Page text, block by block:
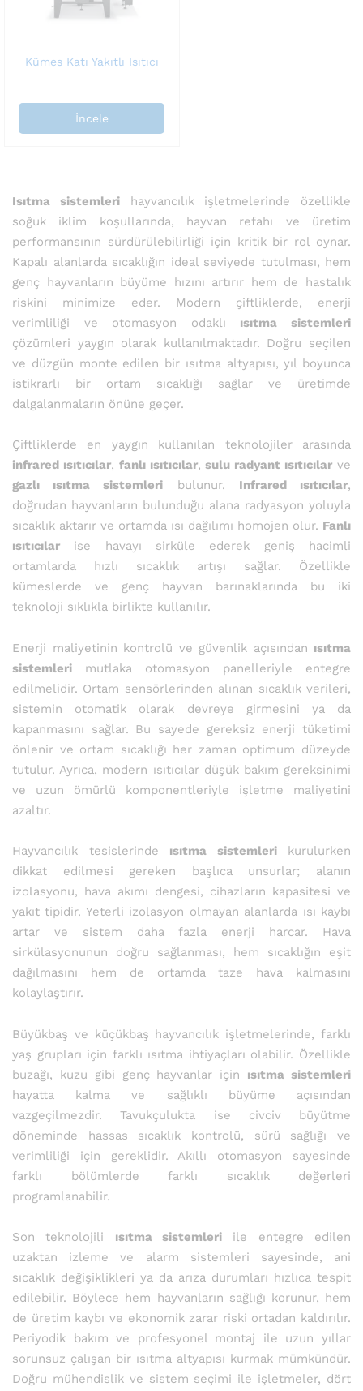
Kümes Katı Yakıtlı Isıtıcı
İncele
Isıtma sistemlerihayvancılık işletmelerinde özellikle
soğuk iklim koşullarında, hayvan refahı ve üretim
performansının sürdürülebilirliği için kritik bir rol oynar.
Kapalı alanlarda sıcaklığın ideal seviyede tutulması, hem
genç hayvanların büyüme hızını artırır hem de hastalık
riskini minimize eder. Modern çiftliklerde, enerji
verimliliği ve otomasyon odaklı ısıtma sistemleri
çözümleri yaygın olarak kullanılmaktadır. Doğru seçilen
ve düzgün monte edilen bir ısıtma altyapısı, yıl boyunca
istikrarlı bir ortam sıcaklığı sağlar ve üretimde
dalgalanmaların önüne geçer.
Çiftliklerde en yaygın kullanılan teknolojiler arasında
infrared ısıtıcılar, fanlı ısıtıcılar,sulu radyant ısıtıcılar ve
gazlı ısıtma sistemleri bulunur. Infrared ısıtıcılar,
doğrudan hayvanların bulunduğu alana radyasyon yoluyla
sıcaklık aktarır ve ortamda ısı dağılımı homojen olur. Fanlı
ısıtıcılar ise havayı sirküle ederek geniş hacimli
ortamlarda hızlı sıcaklık artışı sağlar. Özellikle
kümeslerde ve genç hayvan barınaklarında bu iki
teknoloji sıklıkla birlikte kullanılır.
Enerji maliyetinin kontrolü ve güvenlik açısından ısıtma
sistemleri mutlaka otomasyon panelleriyle entegre
edilmelidir. Ortam sensörlerinden alınan sıcaklık verileri,
sistemin otomatik olarak devreye girmesini ya da
kapanmasını sağlar. Bu sayede gereksiz enerji tüketimi
önlenir ve ortam sıcaklığı her zaman optimum düzeyde
tutulur. Ayrıca, modern ısıtıcılar düşük bakım gereksinimi
ve uzun ömürlü komponentleriyle işletme maliyetini
azaltır.
Hayvancılık tesislerinde ısıtma sistemlerikurulurken
dikkat edilmesi gereken başlıca unsurlar; alanın
izolasyonu, hava akımı dengesi, cihazların kapasitesi ve
yakıt tipidir. Yeterli izolasyon olmayan alanlarda ısı kaybı
artar ve sistem daha fazla enerji harcar. Hava
sirkülasyonunun doğru sağlanması, hem sıcaklığın eşit
dağılmasını hem de ortamda taze hava kalmasını
kolaylaştırır.
Büyükbaş ve küçükbaş hayvancılık işletmelerinde, farklı
yaş grupları için farklı ısıtma ihtiyaçları olabilir. Özellikle
buzağı, kuzu gibi genç hayvanlar için ısıtma sistemleri
hayatta kalma ve sağlıklı büyüme açısından
vazgeçilmezdir. Tavukçulukta ise civciv büyütme
döneminde hassas sıcaklık kontrolü, sürü sağlığı ve
verimliliği için gereklidir. Akıllı otomasyon sayesinde
farklı bölümlerde farklı sıcaklık değerleri
programlanabilir.
Son teknolojili ısıtma sistemleri ile entegre edilen
uzaktan izleme ve alarm sistemleri sayesinde, ani
sıcaklık değişiklikleri ya da arıza durumları hızlıca tespit
edilebilir. Böylece hem hayvanların sağlığı korunur, hem
de üretim kaybı ve ekonomik zarar riski ortadan kaldırılır.
Periyodik bakım ve profesyonel montaj ile uzun yıllar
sorunsuz çalışan bir ısıtma altyapısı kurmak mümkündür.
Doğru mühendislik ve sistem seçimi ile işletmeler, dört